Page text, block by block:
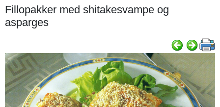
Fillopakker med shitakesvampe og
asparges